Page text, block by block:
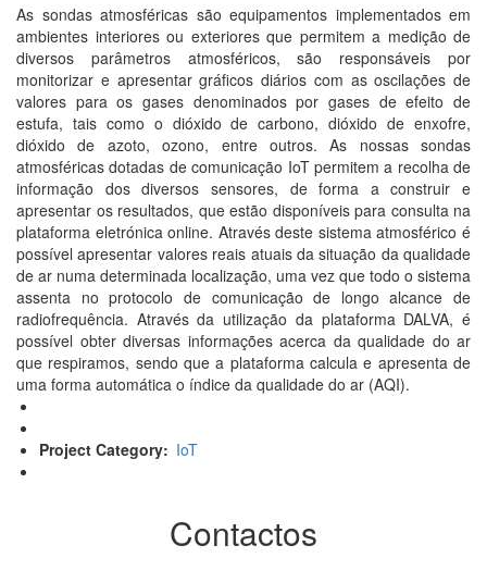
As sondas atmosféricas são equipamentos implementados em
ambientes interiores ou exteriores que permitem a medição de
diversos parâmetros atmosféricos, são responsáveis por
monitorizar e apresentar gráficos diários com as oscilações de
valores para os gases denominados por gases de efeito de
estufa, tais como o dióxido de carbono, dióxido de enxofre,
dióxido de azoto, ozono, entre outros.As nossas sondas
atmosféricas dotadas de comunicação IoT permitem a recolha de
informação dos diversos sensores, de forma a construir e
apresentar os resultados, que estão disponíveis para consulta na
plataforma eletrónica online. Através deste sistema atmosférico é
possível apresentar valores reais atuais da situação da qualidade
de ar numa determinada localização, uma vez que todo o sistema
assenta no protocolo de comunicação de longo alcance de
radiofrequência. Através da utilização da plataforma DALVA, é
possível obter diversas informações acerca da qualidade do ar
que respiramos, sendo que a plataforma calcula e apresenta de
uma forma automática o índice da qualidade do ar (AQI).
Project Category IoT
Contactos